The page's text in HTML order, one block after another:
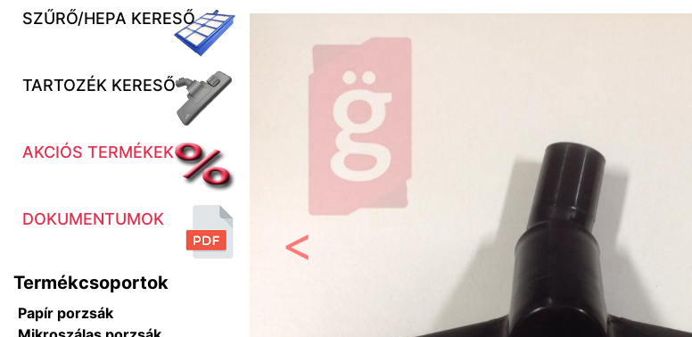
SZŰRŐ/HEPA KERESŐ
TARTOZÉK KERESŐ
AKCIÓS TERMÉKEK
DOKUMENTUMOK
Termékcsoportok
Papír porzsák
Előző